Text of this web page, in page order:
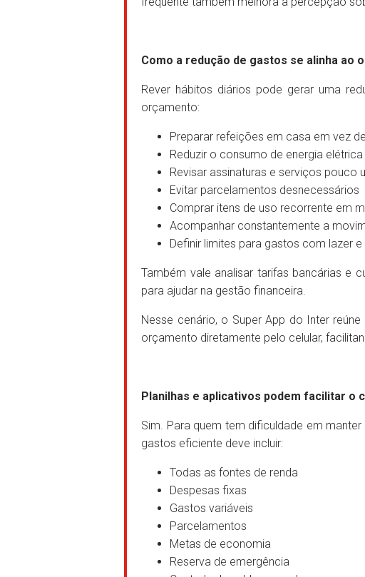
Como a redução de gastos se alinha ao
Rever hábitos diários pode gerar uma
orçamento:
Preparar refeições em casa em vez
Reduzir o consumo de energia elétrica
Revisar assinaturas e serviços pouco
Evitar parcelamentos desnecessários
Comprar itens de uso recorrente em
Acompanhar constantemente a
Definir limites para gastos com lazer
Também vale analisar tarifas bancárias e
para ajudar na gestão financeira.
Nesse cenário, o Super App do Inter
orçamento diretamente pelo celular,
Planilhas e aplicativos podem facilitar o
Sim. Para quem tem dificuldade em
gastos eficiente deve incluir:
Todas as fontes de renda
Despesas fixas
Gastos variáveis
Parcelamentos
Metas de economia
Reserva de emergência